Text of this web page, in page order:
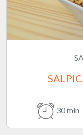
30 min